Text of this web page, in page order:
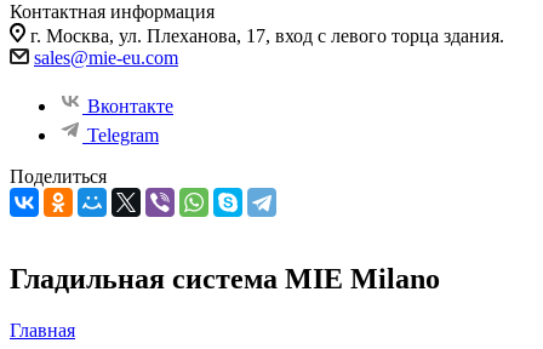
Контактная информация
г. Москва, ул. Плеханова, 17, вход с левого торца здания.
sales@mie-eu.com
Вконтакте
Telegram
Поделиться
Гладильная система MIE Milano
Главная